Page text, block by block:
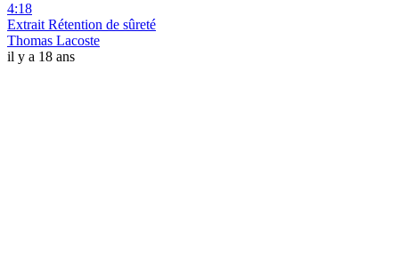
4:18
Extrait Rétention de sûreté
Thomas Lacoste
il y a 18 ans